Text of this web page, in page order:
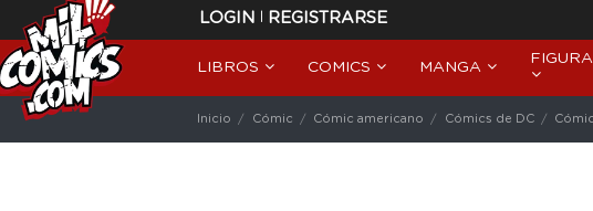
LOGIN | REGISTRARSE
LIBROS COMICS MANGA
Inicio Cómic Cómic americano Cómics de DC